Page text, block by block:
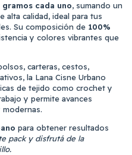
cada uno, sumando un
alta calidad, ideal para tus
Su composición de 100%
y colores vibrantes que
carteras, cestos,
la Lana Cisne Urbano
de tejido como crochet y
y permite avances
para obtener resultados
pack y disfrutá de la